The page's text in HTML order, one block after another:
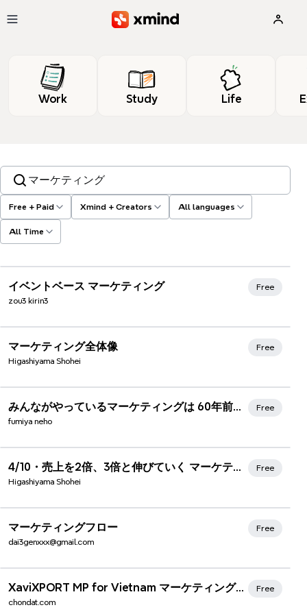
Work Study Life
Free + Paid Xmind + Creators All languages
All Time
Search templates, tags…
Xmind Favorites
イベントベース マーケティング
zou3 kirin3
Free
マーケティング全体像
Higashiyama Shohei
Free
みんながやっているマーケティングは 60年前のものと同じ
fumiya neho
Free
4/10・売上を2倍、3倍と伸びていく マーケティングの仕組みの作り方
Higashiyama Shohei
Free
マーケティングフロー
dai3genxxx@gmail.com
Free
Xmind Favorites
XaviXPORT MP for Vietnam マーケティングプラン
chondat.com
Free